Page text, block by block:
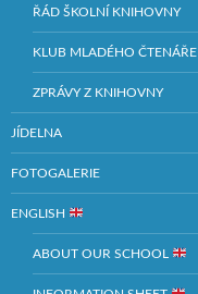
ŘÁD ŠKOLNÍ KNIHOVNY
KLUB MLADÉHO ČTENÁŘE
ZPRÁVY Z KNIHOVNY
JÍDELNA
FOTOGALERIE
ENGLISH
ABOUT OUR SCHOOL